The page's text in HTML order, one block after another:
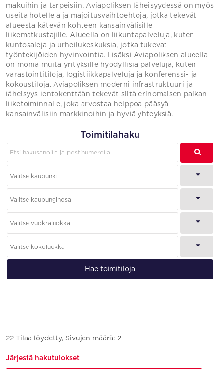
makuihin ja tarpeisiin. Aviapoliksen läheisyydessä on myös
useita hotelleja ja majoitusvaihtoehtoja, jotka tekevät
alueesta kätevän kohteen kansainvälisille
liikematkustajille. Alueella on liikuntapalveluja, kuten
kuntosaleja ja urheilukeskuksia, jotka tukevat
työntekijöiden hyvinvointia. Lisäksi Aviapoliksen alueella
on monia muita yrityksille hyödyllisiä palveluja, kuten
varastointitiloja, logistiikkapalveluja ja konferenssi- ja
kokoustiloja. Aviapoliksen moderni infrastruktuuri ja
läheisyys lentokenttään tekevät siitä erinomaisen paikan
liiketoiminnalle, joka arvostaa helppoa pääsyä
kansainvälisiin markkinoihin ja hyviä yhteyksiä.
Toimitilahaku
Hae toimitiloja
22 Tilaa löydetty, Sivujen määrä: 2
Järjestä hakutulokset